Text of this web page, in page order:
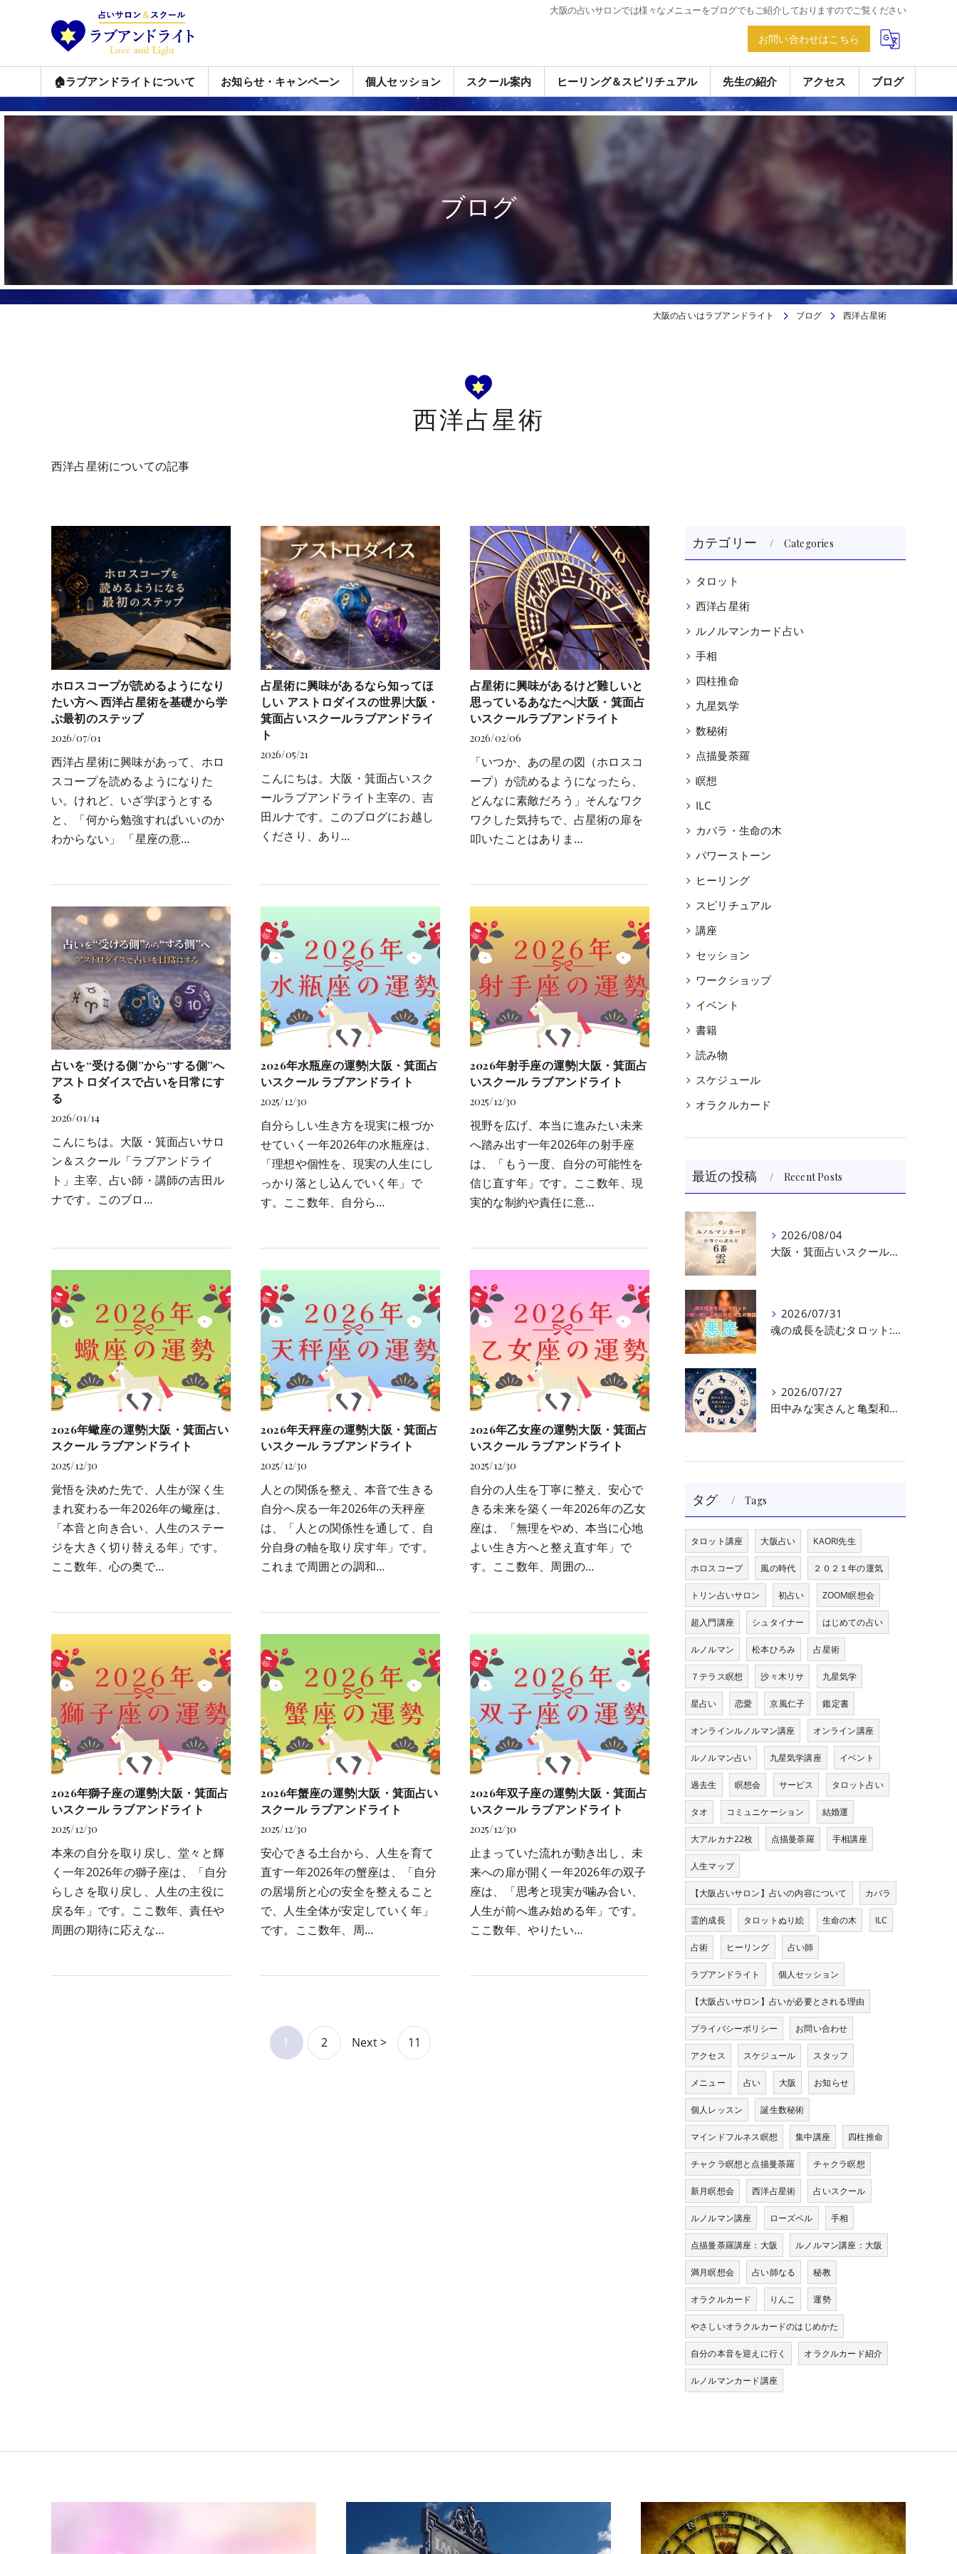
大阪の占いサロンでは様々なメニューをブログでもご紹介しておりますのでご覧ください
お問い合わせはこちら
🏠ラブアンドライトについて お知らせ・キャンペーン 個人セッション スクール案内 ヒーリング＆スピリチュアル 先生の紹介 アクセス ブログ
ブログ
大阪の占いはラブアンドライト ブログ 西洋占星術
西洋占星術
西洋占星術についての記事
ホロスコープが読めるようになり
たい方へ 西洋占星術を基礎から学
ぶ最初のステップ
2026/07/01
西洋占星術に興味があって、ホロ
スコープを読めるようになりた
い。けれど、いざ学ぼうとする
と、「何から勉強すればいいのか
わからない」 「星座の意…
占星術に興味があるなら知ってほ
しい アストロダイスの世界|大阪・
箕面占いスクールラブアンドライ
ト
2026/05/21
こんにちは。 大阪・箕面占いスク
ールラブアンドライト主宰の、吉
田ルナです。このブログにお越し
くださり、あり…
占星術に興味があるけど難しいと
思っているあなたへ|大阪・箕面占
いスクールラブアンドライト
2026/02/06
「いつか、あの星の図（ホロスコ
ープ）が読めるようになったら、
どんなに素敵だろう」そんなワク
ワクした気持ちで、占星術の扉を
叩いたことはありま…
占いを“受ける側”から“する側”へ
アストロダイスで占いを日常にす
る
2026/01/14
こんにちは。大阪・箕面占いサロ
ン＆スクール「ラブアンドライ
ト」主宰、占い師・講師の吉田ル
ナです。 このブロ…
2026年水瓶座の運勢|大阪・箕面占
いスクール ラブアンドライト
2025/12/30
自分らしい生き方を現実に根づか
せていく一年2026年の水瓶座は、
「理想や個性を、現実の人生にし
っかり落とし込んでいく年」で
す。ここ数年、自分ら…
2026年射手座の運勢|大阪・箕面占
いスクール ラブアンドライト
2025/12/30
視野を広げ、本当に進みたい未来
へ踏み出す一年2026年の射手座
は、「もう一度、自分の可能性を
信じ直す年」です。ここ数年、現
実的な制約や責任に意…
2026年蠍座の運勢|大阪・箕面占い
スクール ラブアンドライト
2025/12/30
覚悟を決めた先で、人生が深く生
まれ変わる一年2026年の蠍座は、
「本音と向き合い、人生のステー
ジを大きく切り替える年」です。
ここ数年、心の奥で…
2026年天秤座の運勢|大阪・箕面占
いスクール ラブアンドライト
2025/12/30
人との関係を整え、本音で生きる
自分へ戻る一年2026年の天秤座
は、「人との関係性を通して、自
分自身の軸を取り戻す年」です。
これまで周囲との調和…
2026年乙女座の運勢|大阪・箕面占
いスクール ラブアンドライト
2025/12/30
自分の人生を丁寧に整え、安心で
きる未来を築く一年2026年の乙女
座は、「無理をやめ、本当に心地
よい生き方へと整え直す年」で
す。ここ数年、周囲の…
2026年獅子座の運勢|大阪・箕面占
いスクール ラブアンドライト
2025/12/30
本来の自分を取り戻し、堂々と輝
く一年2026年の獅子座は、「自分
らしさを取り戻し、人生の主役に
戻る年」です。ここ数年、責任や
周囲の期待に応えな…
2026年蟹座の運勢|大阪・箕面占い
スクール ラブアンドライト
2025/12/30
安心できる土台から、人生を育て
直す一年2026年の蟹座は、「自分
の居場所と心の安全を整えること
で、人生全体が安定していく年」
です。ここ数年、周…
2026年双子座の運勢|大阪・箕面占
いスクール ラブアンドライト
2025/12/30
止まっていた流れが動き出し、未
来への扉が開く一年2026年の双子
座は、「思考と現実が噛み合い、
人生が前へ進み始める年」です。
ここ数年、やりたい…
1 2 Next > 11
カテゴリー Categories
タロット
西洋占星術
ルノルマンカード占い
手相
四柱推命
九星気学
数秘術
点描曼荼羅
瞑想
ILC
カバラ・生命の木
パワーストーン
ヒーリング
スピリチュアル
講座
セッション
ワークショップ
イベント
書籍
読み物
スケジュール
オラクルカード
最近の投稿 Recent Posts
2026/08/04
大阪・箕面占いスクール 原 史恵 | ルノルマンカード読み方のコツ「雲」 仕事をテーマに占った場合
2026/07/31
魂の成長を読むタロット:悪魔（第十七回目）｜大阪・箕面占いスクールラブアンドライト
2026/07/27
田中みな実さんと亀梨和也さんの相性を読む｜大阪・箕面占いスクールラブアンドライト
タグ Tags
タロット講座 大阪占い KAORI先生
ホロスコープ 風の時代 ２０２１年の運気
トリン占いサロン 初占い ZOOM瞑想会
超入門講座 シュタイナー はじめての占い
ルノルマン 松本ひろみ 占星術
７テラス瞑想 沙々木リサ 九星気学
星占い 恋愛 京風仁子 鑑定書
オンラインルノルマン講座 オンライン講座
ルノルマン占い 九星気学講座 イベント
過去生 瞑想会 サービス タロット占い
タオ コミュニケーション 結婚運
大アルカナ22枚 点描曼荼羅 手相講座
人生マップ
【大阪占いサロン】占いの内容について カバラ
霊的成長 タロットぬり絵 生命の木 ILC
占術 ヒーリング 占い師
ラブアンドライト 個人セッション
【大阪占いサロン】占いが必要とされる理由
プライバシーポリシー お問い合わせ
アクセス スケジュール スタッフ
メニュー 占い 大阪 お知らせ
個人レッスン 誕生数秘術
マインドフルネス瞑想 集中講座 四柱推命
チャクラ瞑想と点描曼荼羅 チャクラ瞑想
新月瞑想会 西洋占星術 占いスクール
ルノルマン講座 ローズベル 手相
点描曼荼羅講座：大阪 ルノルマン講座：大阪
満月瞑想会 占い師なる 秘教
オラクルカード りんこ 運勢
やさしいオラクルカードのはじめかた
自分の本音を迎えに行く オラクルカード紹介
ルノルマンカード講座